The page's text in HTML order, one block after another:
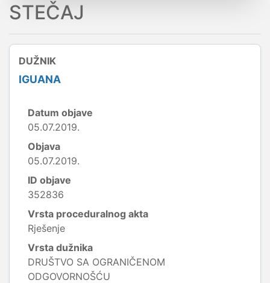
STEČAJ
DUŽNIK
IGUANA
Datum objave
05.07.2019.
Objava
05.07.2019.
ID objave
352836
Vrsta proceduralnog akta
Rješenje
Vrsta dužnika
DRUŠTVO SA OGRANIČENOM
ODGOVORNOŠĆU